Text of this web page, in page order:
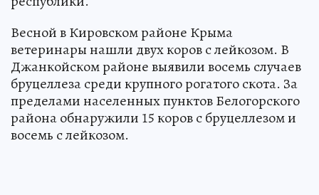
Весной в Кировском районе Крыма
ветеринары нашли двух коров с лейкозом. В
Джанкойском районе выявили восемь случаев
бруцеллеза среди крупного рогатого скота. За
пределами населенных пунктов Белогорского
района обнаружили 15 коров с бруцеллезом и
восемь с лейкозом.